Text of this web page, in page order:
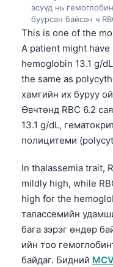
эсүүд нь
буурсан байсан ч
This is one of the
A patient might have
hemoglobin 13.1 g/
the same as
хамгийн их буруу
Өвчтөнд RBC 6.2
13.1 g/dL,
полицитеми
In thalassemia trait,
mildly high, while
high for the
талассемийн
бага зэрэг өндөр
ийн тоо
байдаг. Бидний
Bahasa
Հայերեն
Српски језик
Svenska
Bosanski
Azərbaycan dili
Eesti
日本語
Čeština
ქართული
Русский
Lietuvių kalba